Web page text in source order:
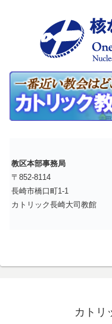
教区本部事務局
〒852-8114
長崎市橋口町1-1
カトリック長崎大司教館
カトリ